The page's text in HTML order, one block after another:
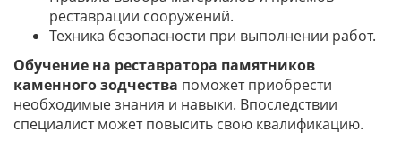
реставрации сооружений.
Техника безопасности при выполнении работ.
Обучение на реставратора памятников
каменного зодчества поможет приобрести
необходимые знания и навыки. Впоследствии
специалист может повысить свою квалификацию.